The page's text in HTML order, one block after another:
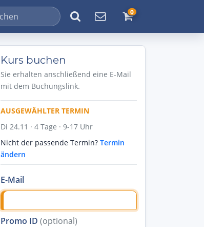
0
Kurs buchen
Sie erhalten anschließend eine E-Mail
mit dem Buchungslink.
AUSGEWÄHLTER TERMIN
Di 24.11 · 4 Tage · 9-17 Uhr
Nicht der passende Termin? Termin
ändern
E-Mail
Promo ID (optional)